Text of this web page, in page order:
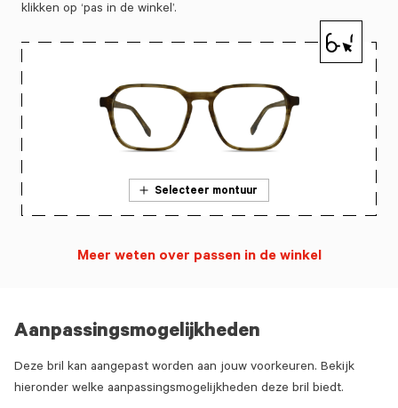
Aanpassingsmogelijkheden
Deze bril kan aangepast worden aan jouw voorkeuren. Bekijk
hieronder welke aanpassingsmogelijkheden deze bril biedt.
klikken op ‘pas in de winkel’.
Selecteer montuur
Meer weten over passen in de winkel